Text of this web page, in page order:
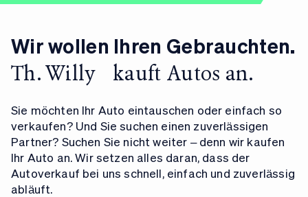
Wir wollen Ihren Gebrauchten.
Th. Willy kauft Autos an.
Sie möchten Ihr Auto eintauschen oder einfach so
verkaufen? Und Sie suchen einen zuverlässigen
Partner? Suchen Sie nicht weiter – denn wir kaufen
Ihr Auto an. Wir setzen alles daran, dass der
Autoverkauf bei uns schnell, einfach und zuverlässig
abläuft.